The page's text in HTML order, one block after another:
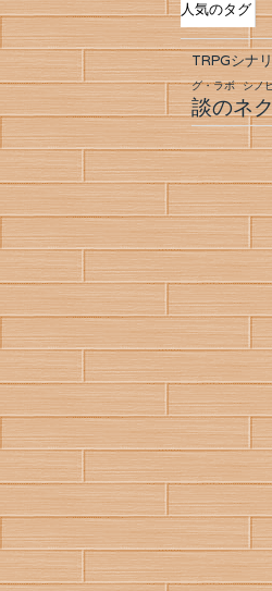
人気のタグ
TRPGシナ
グ・ラボ シノ
談のネ